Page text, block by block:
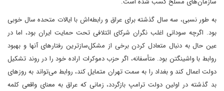
به طور نسبی، سه سال گذشته برای عراق و رابطه‌اش با ایالات متحده سال خوبی
بود. اگرچه سودانی اغلب نگران شرکای ائتلافی تحت حمایت ایران بود، اما در
عین حال به دنبال متعادل کردن برخی از مشکل‌سازترین رفتارهای آنها و بهبود
روابط با واشینگتن بود. متأسفانه، اگر حزب دموکرات اراده خود را در روند تشکیل
دولت اعمال کند و بغداد را به سمت تهران متمایل کند، روابط می‌تواند به روزهای
بد گذشته در اولین دولت ترامپ بازگردد، زمانی که عراق به معنای واقعی کلمه